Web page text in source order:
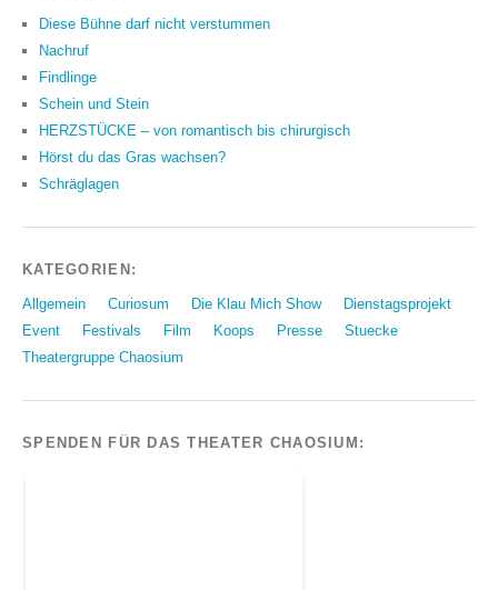
Diese Bühne darf nicht verstummen
Nachruf
Findlinge
Schein und Stein
HERZSTÜCKE – von romantisch bis chirurgisch
Hörst du das Gras wachsen?
Schräglagen
KATEGORIEN:
Allgemein Curiosum Die Klau Mich Show
Dienstagsprojekt
Event
Festivals Film Koops Presse
Stuecke
Theatergruppe Chaosium
SPENDEN FÜR DAS THEATER CHAOSIUM: